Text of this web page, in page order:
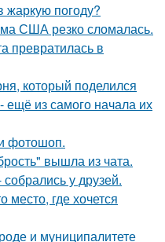
жаркую погоду?
США резко сломалась.
превратилась в
который поделился
из самого начала их
фотошоп.
вышла из чата.
у друзей.
где хочется
и муниципалитете